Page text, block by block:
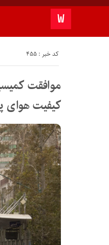
کد خبر : 455
موافقت
کیفیت هوای